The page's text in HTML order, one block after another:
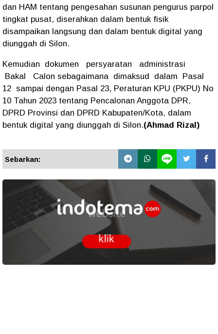
dan HAM tentang pengesahan susunan pengurus parpol
tingkat pusat, diserahkan dalam bentuk fisik
disampaikan langsung dan dalam bentuk digital yang
diunggah di Silon.
Kemudian dokumen persyaratan administrasi
Bakal Calon sebagaimana dimaksud dalam Pasal
12 sampai dengan Pasal 23, Peraturan KPU (PKPU) No
10 Tahun 2023 tentang Pencalonan Anggota DPR,
DPRD Provinsi dan DPRD Kabupaten/Kota, dalam
bentuk digital yang diunggah di Silon.(Ahmad Rizal)
Sebarkan: